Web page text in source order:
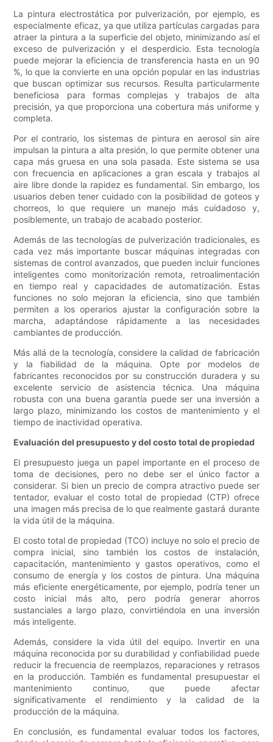
La pintura electrostática por pulverización, por ejemplo, es
especialmente eficaz, ya que utiliza partículas cargadas para
atraer la pintura a la superficie del objeto, minimizando así el
exceso de pulverización y el desperdicio. Esta tecnología
puede mejorar la eficiencia de transferencia hasta en un 90
%, lo que la convierte en una opción popular en las industrias
que buscan optimizar sus recursos. Resulta particularmente
beneficiosa para formas complejas y trabajos de alta
precisión, ya que proporciona una cobertura más uniforme y
completa.
Por el contrario, los sistemas de pintura en aerosol sin aire
impulsan la pintura a alta presión, lo que permite obtener una
capa más gruesa en una sola pasada. Este sistema se usa
con frecuencia en aplicaciones a gran escala y trabajos al
aire libre donde la rapidez es fundamental. Sin embargo, los
usuarios deben tener cuidado con la posibilidad de goteos y
chorreos, lo que requiere un manejo más cuidadoso y,
posiblemente, un trabajo de acabado posterior.
Además de las tecnologías de pulverización tradicionales, es
cada vez más importante buscar máquinas integradas con
sistemas de control avanzados, que pueden incluir funciones
inteligentes como monitorización remota, retroalimentación
en tiempo real y capacidades de automatización. Estas
funciones no solo mejoran la eficiencia, sino que también
permiten a los operarios ajustar la configuración sobre la
marcha, adaptándose rápidamente a las necesidades
cambiantes de producción.
Más allá de la tecnología, considere la calidad de fabricación
y la fiabilidad de la máquina. Opte por modelos de
fabricantes reconocidos por su construcción duradera y su
excelente servicio de asistencia técnica. Una máquina
robusta con una buena garantía puede ser una inversión a
largo plazo, minimizando los costos de mantenimiento y el
tiempo de inactividad operativa.
Evaluación del presupuesto y del costo total de propiedad
El presupuesto juega un papel importante en el proceso de
toma de decisiones, pero no debe ser el único factor a
considerar. Si bien un precio de compra atractivo puede ser
tentador, evaluar el costo total de propiedad (CTP) ofrece
una imagen más precisa de lo que realmente gastará durante
la vida útil de la máquina.
El costo total de propiedad (TCO) incluye no solo el precio de
compra inicial, sino también los costos de instalación,
capacitación, mantenimiento y gastos operativos, como el
consumo de energía y los costos de pintura. Una máquina
más eficiente energéticamente, por ejemplo, podría tener un
costo inicial más alto, pero podría generar ahorros
sustanciales a largo plazo, convirtiéndola en una inversión
más inteligente.
Además, considere la vida útil del equipo. Invertir en una
máquina reconocida por su durabilidad y confiabilidad puede
reducir la frecuencia de reemplazos, reparaciones y retrasos
en la producción. También es fundamental presupuestar el
mantenimiento continuo, que puede afectar
significativamente el rendimiento y la calidad de la
producción de la máquina.
En conclusión, es fundamental evaluar todos los factores,